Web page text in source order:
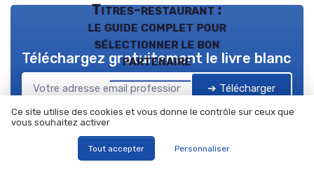
Titres-restaurant :
le guide complet pour
sélectionner le bon
partenaire
Téléchargez gratuitement le livre blanc
➔ Télécharger
*En remplissant ce formulaire, j’accepte d’être contacté(e) à
des fins commerciales par CFO at WORK ! et ses partenaires.
Ce site utilise des cookies et vous donne le contrôle sur ceux que
vous souhaitez activer
Tout accepter Personnaliser